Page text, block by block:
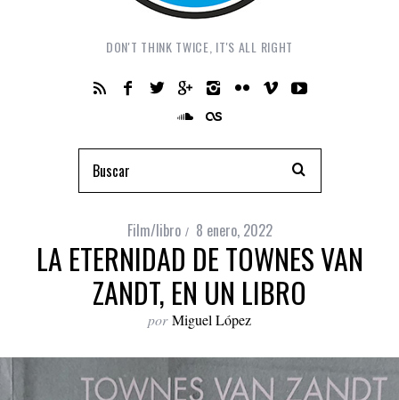
DON'T THINK TWICE, IT'S ALL RIGHT
Film/libro 8 enero, 2022
LA ETERNIDAD DE TOWNES VAN
ZANDT, EN UN LIBRO
por Miguel López